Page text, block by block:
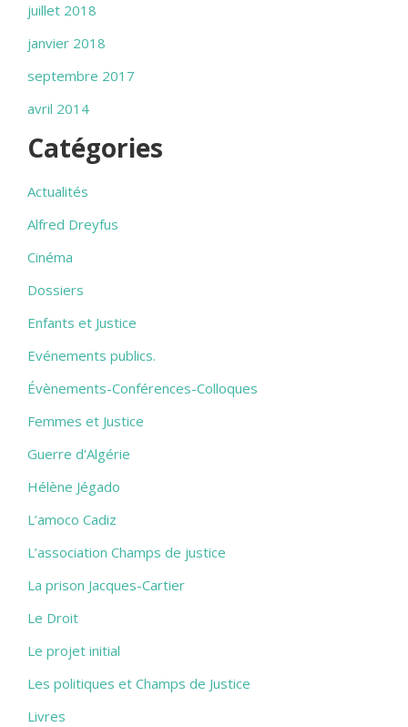
juillet 2018
janvier 2018
septembre 2017
avril 2014
Catégories
Actualités
Alfred Dreyfus
Cinéma
Dossiers
Enfants et Justice
Evénements publics.
Évènements-Conférences-Colloques
Femmes et Justice
Guerre d'Algérie
Hélène Jégado
L’amoco Cadiz
L’association Champs de justice
La prison Jacques-Cartier
Le Droit
Le projet initial
Les politiques et Champs de Justice
Livres